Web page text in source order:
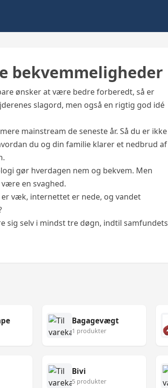
bekvemmeligheder
ønsker at være bedre forberedt, så er
slagord, men også en rigtig god idé
mainstream de seneste år. Så du er ikke
du og din familie klarer et nedbrud af
gør hverdagen nem og bekvem. Men
en svaghed.
væk, internettet er nede, og vandet
sig selv i mindst tre døgn, indtil samfundets
Bagagevægt
1 produkter
Bivi
5 produkter